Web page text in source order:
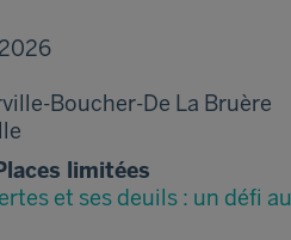
Boucher-De La Bruère
limitées
et ses deuils : un défi